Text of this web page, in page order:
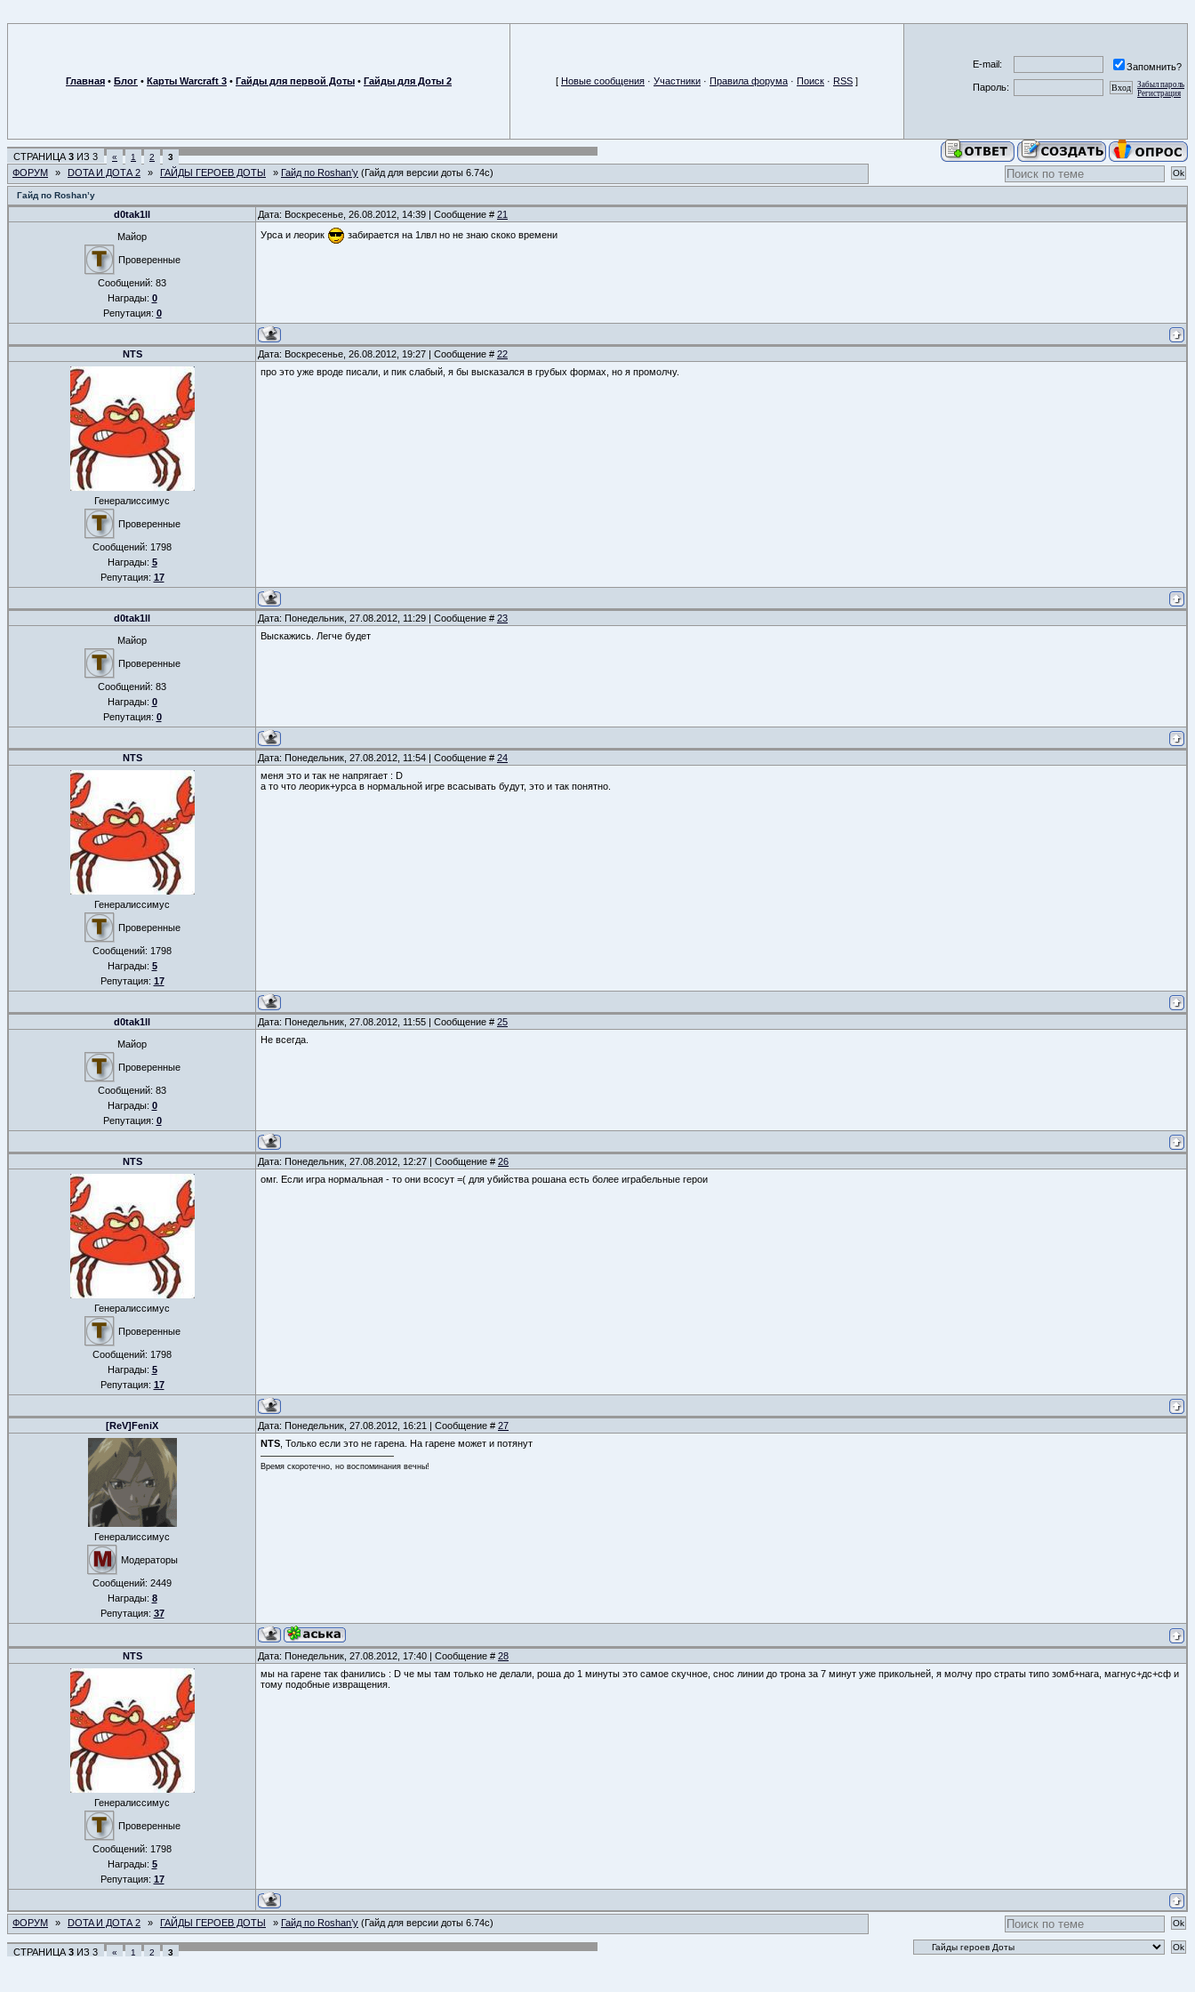
Главная • Блог • Карты Warcraft 3 • Гайды для первой Доты • Гайды для Доты 2 [ Новые сообщения · Участники · Правила форума · Поиск · RSS ]
E-mail:
Запомнить?
Пароль:
Забыл пароль
Регистрация
СТРАНИЦА 3 ИЗ 3 « 1 2 3
ФОРУМ » DOTA И ДОТА 2 » ГАЙДЫ ГЕРОЕВ ДОТЫ » Гайд по Roshan’у (Гайд для версии доты 6.74с)
Гайд по Roshan’у
d0tak1ll Дата: Воскресенье, 26.08.2012, 14:39 | Сообщение # 21
Майор
Проверенные
Сообщений: 83
Награды: 0
Репутация: 0
Урса и леорик забирается на 1лвл но не знаю скоко времени
NTS Дата: Воскресенье, 26.08.2012, 19:27 | Сообщение # 22
Генералиссимус
Проверенные
Сообщений: 1798
Награды: 5
Репутация: 17
про это уже вроде писали, и пик слабый, я бы высказался в грубых формах, но я промолчу.
d0tak1ll Дата: Понедельник, 27.08.2012, 11:29 | Сообщение # 23
Майор
Проверенные
Сообщений: 83
Награды: 0
Репутация: 0
Выскажись. Легче будет
NTS Дата: Понедельник, 27.08.2012, 11:54 | Сообщение # 24
Генералиссимус
Проверенные
Сообщений: 1798
Награды: 5
Репутация: 17
меня это и так не напрягает : D
а то что леорик+урса в нормальной игре всасывать будут, это и так понятно.
d0tak1ll Дата: Понедельник, 27.08.2012, 11:55 | Сообщение # 25
Майор
Проверенные
Сообщений: 83
Награды: 0
Репутация: 0
Не всегда.
NTS Дата: Понедельник, 27.08.2012, 12:27 | Сообщение # 26
Генералиссимус
Проверенные
Сообщений: 1798
Награды: 5
Репутация: 17
омг. Если игра нормальная - то они всосут =( для убийства рошана есть более играбельные герои
[ReV]FeniX Дата: Понедельник, 27.08.2012, 16:21 | Сообщение # 27
Генералиссимус
Модераторы
Сообщений: 2449
Награды: 8
Репутация: 37
NTS , Только если это не гарена. На гарене может и потянут
Время скоротечно, но воспоминания вечны!
NTS Дата: Понедельник, 27.08.2012, 17:40 | Сообщение # 28
Генералиссимус
Проверенные
Сообщений: 1798
Награды: 5
Репутация: 17
мы на гарене так фанились : D че мы там только не делали, роша до 1 минуты это самое скучное, снос линии до трона за 7 минут уже прикольней, я молчу про страты типо зомб+нага, магнус+дс+сф и
тому подобные извращения.
ФОРУМ » DOTA И ДОТА 2 » ГАЙДЫ ГЕРОЕВ ДОТЫ » Гайд по Roshan’у (Гайд для версии доты 6.74с)
СТРАНИЦА 3 ИЗ 3 « 1 2 3